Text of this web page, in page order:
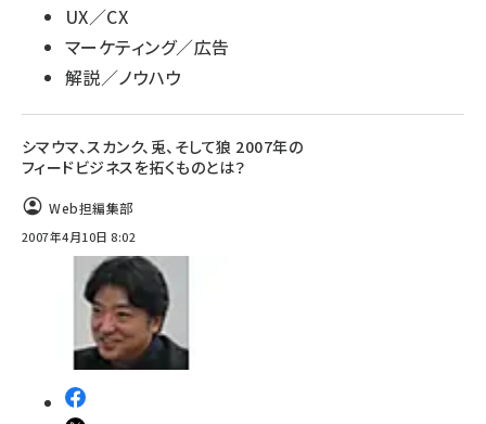
UX／CX
マーケティング／広告
解説／ノウハウ
シマウマ、スカンク、兎、そして狼 2007年の
フィードビジネスを拓くものとは？
Web担編集部
2007年4月10日 8:02